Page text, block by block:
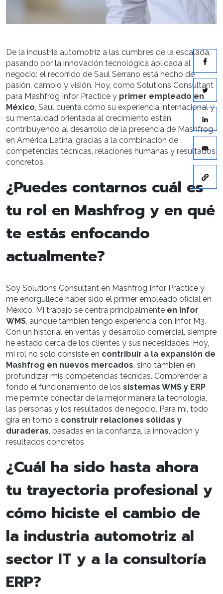
De la industria automotriz a las cumbres de la escalada,
pasando por la innovación tecnológica aplicada al
negocio: el recorrido de Saul Serrano está hecho de
pasión, cambio y visión. Hoy, como Solutions Consultant
para Mashfrog Infor Practice y primer empleado en
México, Saul cuenta cómo su experiencia internacional y
su mentalidad orientada al crecimiento están
contribuyendo al desarrollo de la presencia de Mashfrog
en América Latina, gracias a la combinación de
competencias técnicas, relaciones humanas y resultados
concretos.
¿Puedes contarnos cuál es
tu rol en Mashfrog y en qué
te estás enfocando
actualmente?
Soy Solutions Consultant en Mashfrog Infor Practice y
me enorgullece haber sido el primer empleado oficial en
México. Mi trabajo se centra principalmente en Infor
WMS, aunque también tengo experiencia con Infor M3.
Con un historial en ventas y desarrollo comercial, siempre
he estado cerca de los clientes y sus necesidades. Hoy,
mi rol no solo consiste en contribuir a la expansión de
Mashfrog en nuevos mercados, sino también en
profundizar mis competencias técnicas. Comprender a
fondo el funcionamiento de los sistemas WMS y ERP
me permite conectar de la mejor manera la tecnología,
las personas y los resultados de negocio. Para mí, todo
gira en torno a construir relaciones sólidas y
duraderas, basadas en la confianza, la innovación y
resultados concretos.
¿Cuál ha sido hasta ahora
tu trayectoria profesional y
cómo hiciste el cambio de
la industria automotriz al
sector IT y a la consultoría
ERP?